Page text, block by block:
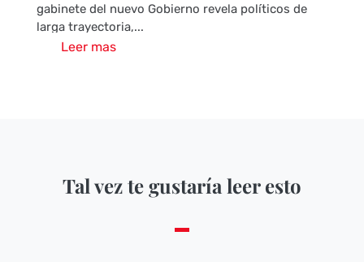
gabinete del nuevo Gobierno revela políticos de
larga trayectoria,...
Leer mas
Tal vez te gustaría leer esto